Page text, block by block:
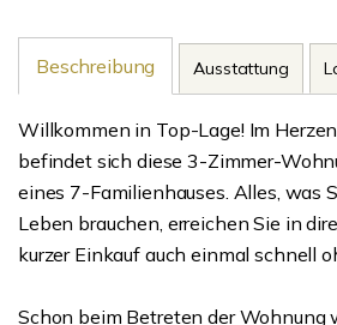
Beschreibung Ausstattung
Willkommen in Top-Lage! Im
befindet sich diese 3-Zimmer-
eines 7-Familienhauses. Alles, was
Leben brauchen, erreichen Sie in
kurzer Einkauf auch einmal schnell
Schon beim Betreten der Wohnung